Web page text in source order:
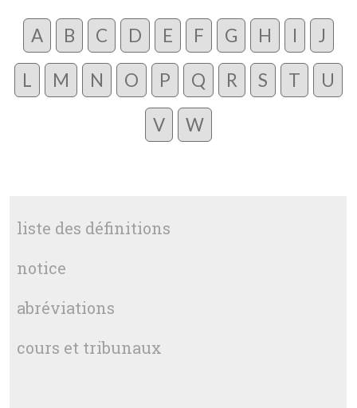
A B C D E F G H I J
L M N O P Q R S T U
V W
liste des définitions
notice
abréviations
cours et tribunaux